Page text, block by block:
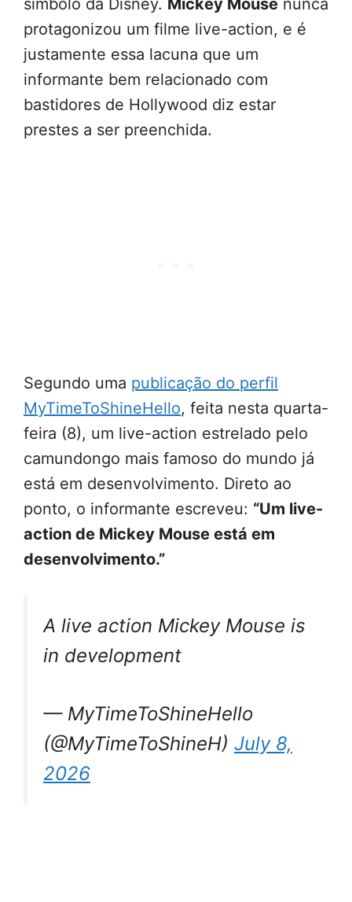
símbolo da Disney. Mickey Mouse nunca
protagonizou um filme live-action, e é
justamente essa lacuna que um
informante bem relacionado com
bastidores de Hollywood diz estar
prestes a ser preenchida.
Segundo uma publicação do perfil
MyTimeToShineHello, feita nesta quarta-
feira (8), um live-action estrelado pelo
camundongo mais famoso do mundo já
está em desenvolvimento. Direto ao
ponto, o informante escreveu: “Um live-
action de Mickey Mouse está em
desenvolvimento.”
A live action Mickey Mouse is
in development
— MyTimeToShineHello
(@MyTimeToShineH) July 8,
2026